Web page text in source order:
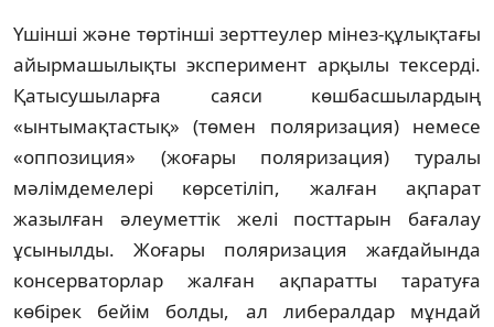
Үшінші және төртінші зерттеулер мінез-құлықтағы
айырмашылықты эксперимент арқылы тексерді.
Қатысушыларға саяси көшбасшылардың
«ынтымақтастық» (төмен поляризация) немесе
«оппозиция» (жоғары поляризация) туралы
мәлімдемелері көрсетіліп, жалған ақпарат
жазылған әлеуметтік желі посттарын бағалау
ұсынылды. Жоғары поляризация жағдайында
консерваторлар жалған ақпаратты таратуға
көбірек бейім болды, ал либералдар мұндай